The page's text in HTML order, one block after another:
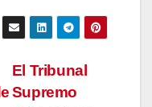
El Tribunal
Supremo